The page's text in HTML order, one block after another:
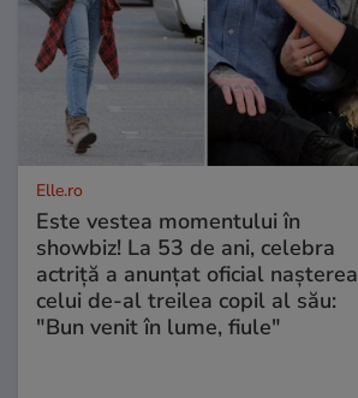
Elle.ro
Este vestea momentului în
showbiz! La 53 de ani, celebra
actriță a anunțat oficial nașterea
celui de-al treilea copil al său:
"Bun venit în lume, fiule"